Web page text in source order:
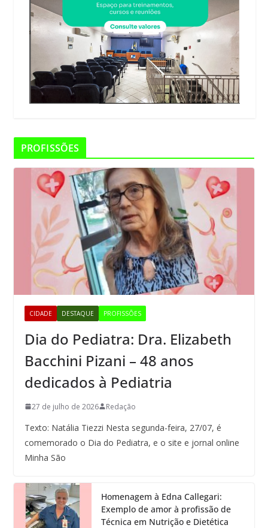
PROFISSÕES
CIDADE DESTAQUE PROFISSÕES
Dia do Pediatra: Dra. Elizabeth
Bacchini Pizani – 48 anos
dedicados à Pediatria
27 de julho de 2026 Redação
Texto: Natália Tiezzi Nesta segunda-feira, 27/07, é
comemorado o Dia do Pediatra, e o site e jornal online
Minha São
Homenagem à Edna Callegari:
Exemplo de amor à profissão de
Técnica em Nutrição e Dietética